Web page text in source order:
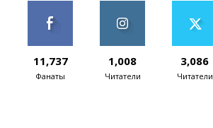
11,737
Фанаты
1,008
Читатели
3,086
Читатели